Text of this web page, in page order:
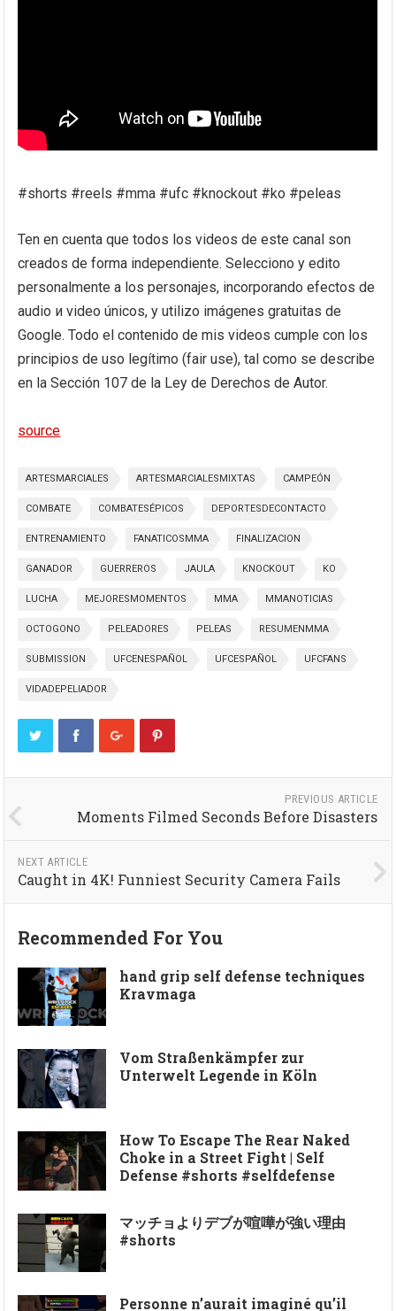
#shorts #reels #mma #ufc #knockout #ko #peleas
Ten en cuenta que todos los videos de este canal son
creados de forma independiente. Selecciono y edito
personalmente a los personajes, incorporando efectos de
audio и video únicos, y utilizo imágenes gratuitas de
Google. Todo el contenido de mis videos cumple con los
principios de uso legítimo (fair use), tal como se describe
en la Sección 107 de la Ley de Derechos de Autor.
source
ARTESMARCIALES ARTESMARCIALESMIXTAS CAMPEÓN
COMBATE COMBATESÉPICOS DEPORTESDECONTACTO
ENTRENAMIENTO FANATICOSMMA FINALIZACION
GANADOR GUERREROS JAULA KNOCKOUT KO
LUCHA MEJORESMOMENTOS MMA MMANOTICIAS
OCTOGONO PELEADORES PELEAS RESUMENMMA
SUBMISSION UFCENESPAÑOL UFCESPAÑOL UFCFANS
VIDADEPELIADOR
PREVIOUS ARTICLE
Moments Filmed Seconds Before Disasters
NEXT ARTICLE
Caught in 4K! Funniest Security Camera Fails
Recommended For You
hand grip self defense techniques
Kravmaga
Vom Straßenkämpfer zur
Unterwelt Legende in Köln
How To Escape The Rear Naked
Choke in a Street Fight | Self
Defense #shorts #selfdefense
マッチョよりデブが喧嘩が強い理由
#shorts
Personne n’aurait imaginé qu’il